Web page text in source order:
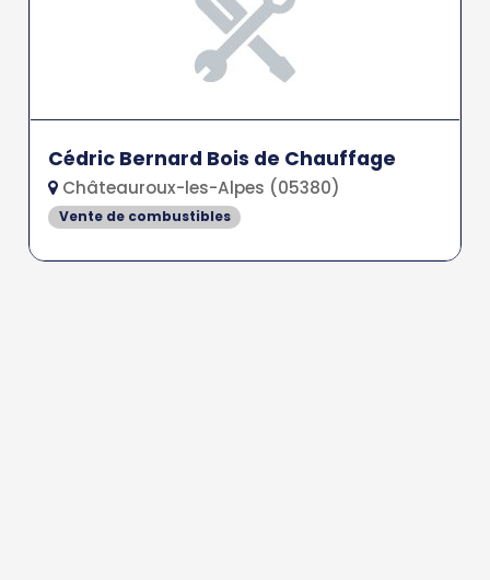
Cédric Bernard Bois de Chauffage
Châteauroux-les-Alpes (05380)
Vente de combustibles